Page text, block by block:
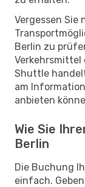
Vergessen Sie
Berlin zu
Verkehrsmittel
Shuttle
am
anbieten
Wie Sie
Berlin
Die Buchung
einfach.